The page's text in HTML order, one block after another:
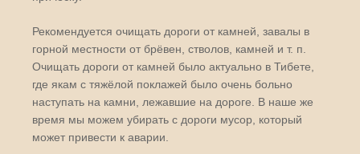
Рекомендуется очищать дороги от камней, завалы в
горной местности от брёвен, стволов, камней и т. п.
Очищать дороги от камней было актуально в Тибете,
где якам с тяжёлой поклажей было очень больно
наступать на камни, лежавшие на дороге. В наше же
время мы можем убирать с дороги мусор, который
может привести к аварии.